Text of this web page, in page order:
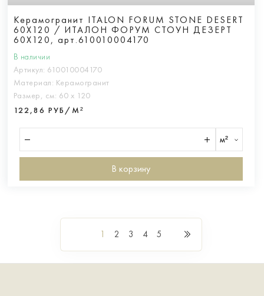
Керамогранит ITALON FORUM STONE DESERT
60X120 / ИТАЛОН ФОРУМ СТОУН ДЕЗЕРТ
60X120, арт.610010004170
В наличии
Артикул: 610010004170
Материал: Керамогранит
Размер, см: 60 х 120
122,86 РУБ/М²
м²
В корзину
1 2 3 4 5